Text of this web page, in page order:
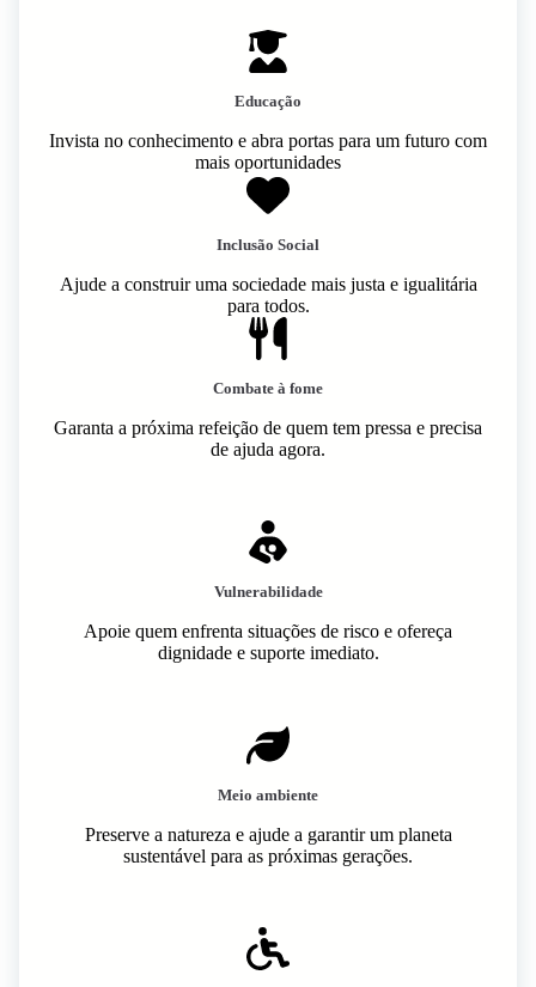
Educação
Invista no conhecimento e abra portas para um futuro com
mais oportunidades
Inclusão Social
Ajude a construir uma sociedade mais justa e igualitária
para todos.
Combate à fome
Garanta a próxima refeição de quem tem pressa e precisa
de ajuda agora.
Vulnerabilidade
Apoie quem enfrenta situações de risco e ofereça
dignidade e suporte imediato.
Meio ambiente
Preserve a natureza e ajude a garantir um planeta
sustentável para as próximas gerações.